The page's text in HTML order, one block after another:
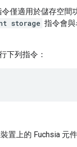
令僅適用於儲存空間
storage 指令會與
下列指令：
置上的 Fuchsia 元件